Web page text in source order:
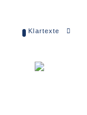
Klartexte